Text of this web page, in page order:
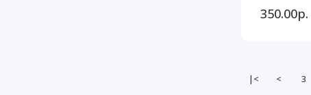
350.00р.
|< < 3